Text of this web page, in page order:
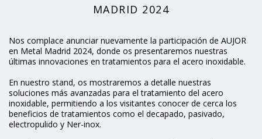
MADRID 2024
Nos complace anunciar nuevamente la participación de AUJOR
en Metal Madrid 2024, donde os presentaremos nuestras
últimas innovaciones en tratamientos para el acero inoxidable.
En nuestro stand, os mostraremos a detalle nuestras
soluciones más avanzadas para el tratamiento del acero
inoxidable, permitiendo a los visitantes conocer de cerca los
beneficios de tratamientos como el decapado, pasivado,
electropulido y Ner-inox.